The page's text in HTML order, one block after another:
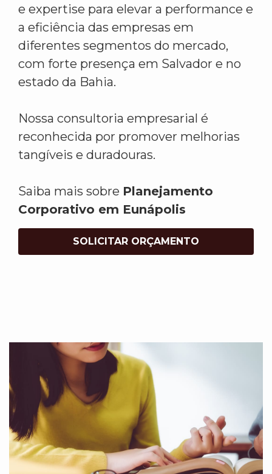
e expertise para elevar a performance e
a eficiência das empresas em
diferentes segmentos do mercado,
com forte presença em Salvador e no
estado da Bahia.
Nossa consultoria empresarial é
reconhecida por promover melhorias
tangíveis e duradouras.
Saiba mais sobre Planejamento
Corporativo em Eunápolis
SOLICITAR ORÇAMENTO